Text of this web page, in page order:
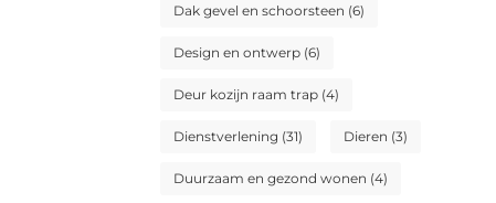
Dak gevel en schoorsteen (6)
Design en ontwerp (6)
Deur kozijn raam trap (4)
Dienstverlening (31) Dieren (3)
Duurzaam en gezond wonen (4)